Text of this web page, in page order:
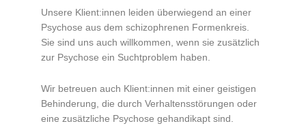
Unsere Klient:innen leiden überwiegend an einer
Psychose aus dem schizophrenen Formenkreis.
Sie sind uns auch willkommen, wenn sie zusätzlich
zur Psychose ein Suchtproblem haben.
Wir betreuen auch Klient:innen mit einer geistigen
Behinderung, die durch Verhaltensstörungen oder
eine zusätzliche Psychose gehandikapt sind.